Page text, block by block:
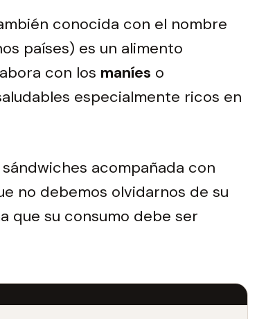
conocida con el nombre
países) es un alimento
con los maníes o
especialmente ricos en
acompañada con
no debemos olvidarnos de su
que su consumo debe ser